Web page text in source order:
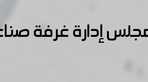
إدارة غرفة